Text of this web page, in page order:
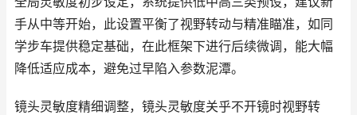
手从中等开始，此设置平衡了视野转动与精准瞄准，如同
学步车提供稳定基础，在此框架下进行后续微调，能大幅
降低适应成本，避免过早陷入参数泥潭。
镜头灵敏度精细调整，镜头灵敏度关乎不开镜时视野转